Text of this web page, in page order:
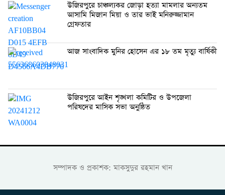
উজিরপুরে চাঞ্চল্যকর জোড়া হত্যা মামলার অন্যতম
আসামি মিজান মিয়া ও তার ভাই মনিরুজ্জামান
গ্রেফতার
আজ সাংবাদিক মুনির হোসেন এর ১৮ তম মৃত্যু বার্ষিকী
উজিরপুরে আইন শৃঙ্খলা কমিটির ও উপজেলা
পরিষদের মাসিক সভা অনুষ্ঠিত
সম্পাদক ও প্রকাশক: মাকসুদুর রহমান খান